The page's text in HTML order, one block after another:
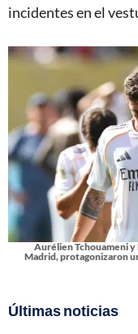
incidentes en el
Aurélien Tchouameni y
Madrid, protagonizaron
Últimas noticias